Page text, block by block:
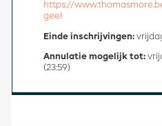
https://
geel
Einde inschrijvingen:
Annulatie mogelijk tot:
(23:59)